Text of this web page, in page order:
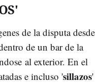
de la disputa desde
de un bar de la
al exterior. En el
e incluso 'sillazos'